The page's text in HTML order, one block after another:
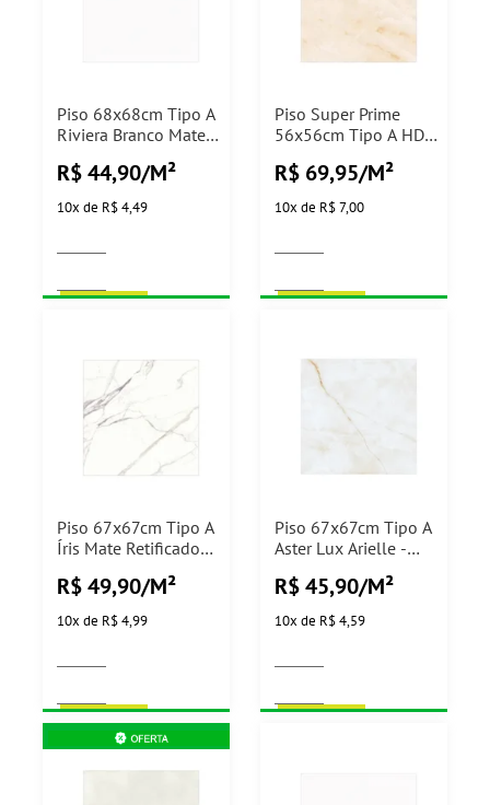
Piso 68x68cm Tipo A
Riviera Branco Mate
R$ 44,90/M²
10x de R$ 4,49
Piso Super Prime
56x56cm Tipo A HD
- 2,19m²
R$ 69,95/M²
10x de R$ 7,00
Piso 67x67cm Tipo A
Íris Mate Retificado
R$ 49,90/M²
10x de R$ 4,99
COMPRAR
Piso 67x67cm Tipo A
Aster Lux Arielle -
R$ 45,90/M²
10x de R$ 4,59